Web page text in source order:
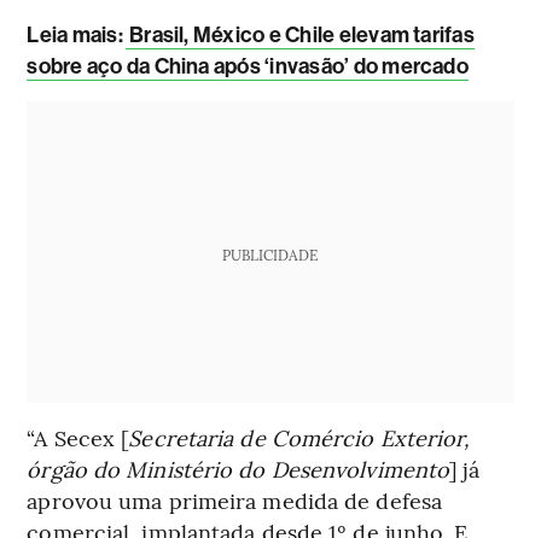
Leia mais: Brasil, México e Chile elevam tarifas
sobre aço da China após ‘invasão’ do mercado
PUBLICIDADE
“A Secex [Secretaria de Comércio Exterior,
órgão do Ministério do Desenvolvimento] já
aprovou uma primeira medida de defesa
comercial, implantada desde 1º de junho. E